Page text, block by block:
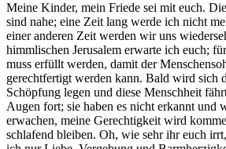
Meine Kinder, mein Friede sei mit euch.
sind nahe; eine Zeit lang werde ich nicht
einer anderen Zeit werden wir uns
himmlischen Jerusalem erwarte ich euch;
muss erfüllt werden, damit der
gerechtfertigt werden kann. Bald wird sich
Schöpfung legen und diese Menschheit
Augen fort; sie haben es nicht erkannt und
erwachen, meine Gerechtigkeit wird
schlafend bleiben. Oh, wie sehr ihr euch